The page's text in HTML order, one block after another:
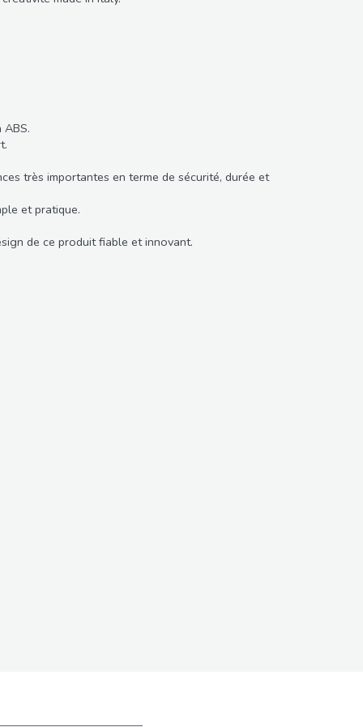
très importantes en terme de sécurité, durée et
et pratique.
de ce produit fiable et innovant.